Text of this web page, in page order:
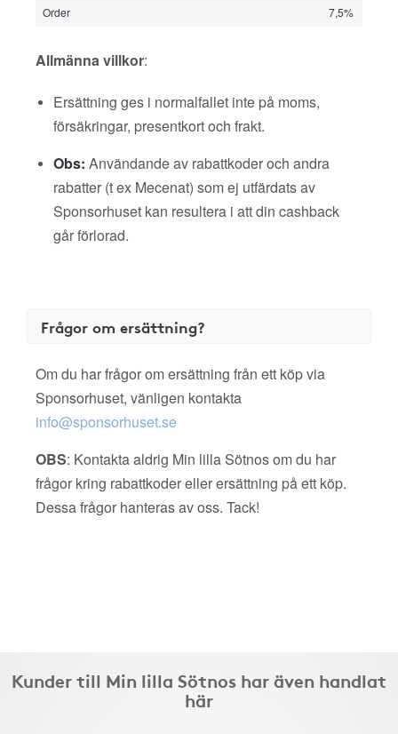
Order 7,5%
Allmänna villkor:
Ersättning ges i normalfallet inte på moms,
försäkringar, presentkort och frakt.
Obs: Användande av rabattkoder och andra
rabatter (t ex Mecenat) som ej utfärdats av
Sponsorhuset kan resultera i att din cashback
går förlorad.
Frågor om ersättning?
Om du har frågor om ersättning från ett köp via
Sponsorhuset, vänligen kontakta
info@sponsorhuset.se
OBS: Kontakta aldrig Min lilla Sötnos om du har
frågor kring rabattkoder eller ersättning på ett köp.
Dessa frågor hanteras av oss. Tack!
Kunder till Min lilla Sötnos har även handlat
här